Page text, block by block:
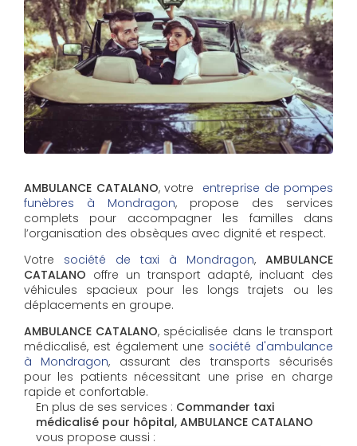
AMBULANCE CATALANO, votre entreprise de pompes
funèbres à Mondragon, propose des services
complets pour accompagner les familles dans
l’organisation des obsèques avec dignité et respect.
Votre société de taxi à Mondragon, AMBULANCE
CATALANO offre un transport adapté, incluant des
véhicules spacieux pour les longs trajets ou les
déplacements en groupe.
AMBULANCE CATALANO, spécialisée dans le transport
médicalisé, est également une société d'ambulance
à Mondragon, assurant des transports sécurisés
pour les patients nécessitant une prise en charge
rapide et confortable.
En plus de ses services : Commander taxi
médicalisé pour hôpital, AMBULANCE CATALANO
vous propose aussi :